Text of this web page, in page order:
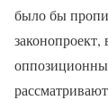
было бы